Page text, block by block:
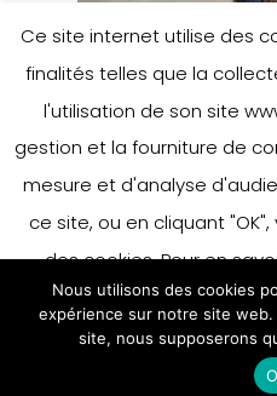
Ce site internet utilise des
finalités telles que la
l'utilisation de son site
gestion et la fourniture de
mesure et d'analyse
ce site, ou en cliquant
des cookies. Pour en
préférences en matière de
à notre politique sur
En
Nous utilisons des cookies
expérience sur notre site
site, nous supposerons